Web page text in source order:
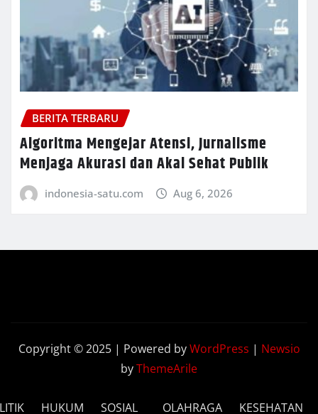
BERITA TERBARU
Algoritma Mengejar Atensi, Jurnalisme
Menjaga Akurasi dan Akal Sehat Publik
indonesia-satu.com Aug 6, 2026
Copyright © 2025 | Powered byWordPress | Newsio
byThemeArile
HUKUM
SOSIAL
OLAHRAGA KESEHATAN